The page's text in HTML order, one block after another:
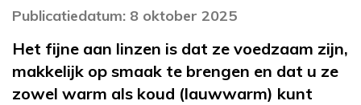
Publicatiedatum: 8 oktober 2025
Het fijne aan linzen is dat ze voedzaam zijn,
makkelijk op smaak te brengen en dat u ze
zowel warm als koud (lauwwarm) kunt